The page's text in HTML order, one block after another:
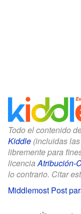
Todo el contenido
Kiddle (incluidas
libremente para
licenciaAtribución-
lo contrario. Citar
Middlemost Post